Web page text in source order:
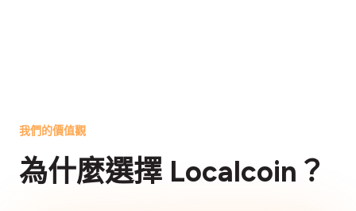
我們的價值觀
為什麼選擇 Localcoin？